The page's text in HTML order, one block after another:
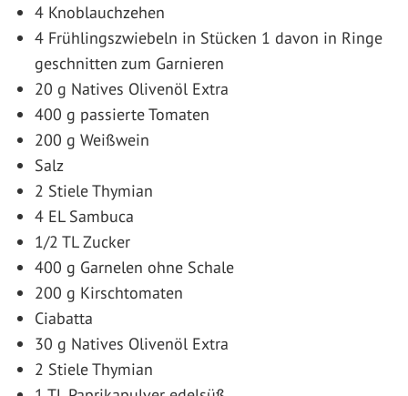
4 Knoblauchzehen
4 Frühlingszwiebeln in Stücken 1 davon in Ringe
geschnitten zum Garnieren
20 g Natives Olivenöl Extra
400 g passierte Tomaten
200 g Weißwein
Salz
2 Stiele Thymian
4 EL Sambuca
1/2 TL Zucker
400 g Garnelen ohne Schale
200 g Kirschtomaten
Ciabatta
30 g Natives Olivenöl Extra
2 Stiele Thymian